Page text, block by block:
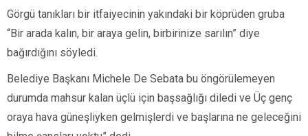
Görgü tanıkları bir itfaiyecinin yakındaki bir köprüden gruba
“Bir arada kalın, bir araya gelin, birbirinize sarılın” diye
bağırdığını söyledi.
Belediye Başkanı Michele De Sebata bu öngörülemeyen
durumda mahsur kalan üçlü için başsağlığı diledi ve Üç genç
oraya hava güneşliyken gelmişlerdi ve başlarına ne geleceğini